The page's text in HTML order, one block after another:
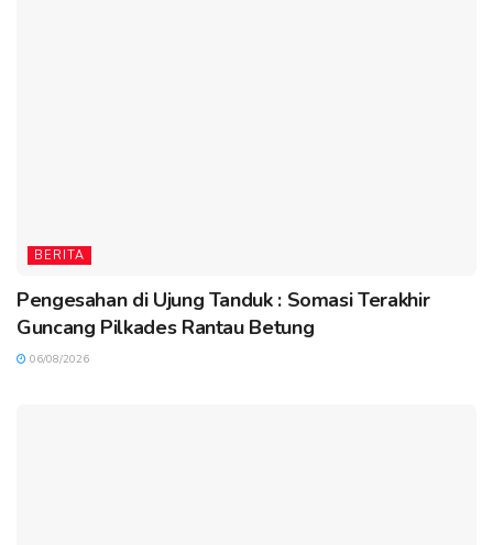
BERITA
Pengesahan di Ujung Tanduk : Somasi Terakhir
Guncang Pilkades Rantau Betung
06/08/2026